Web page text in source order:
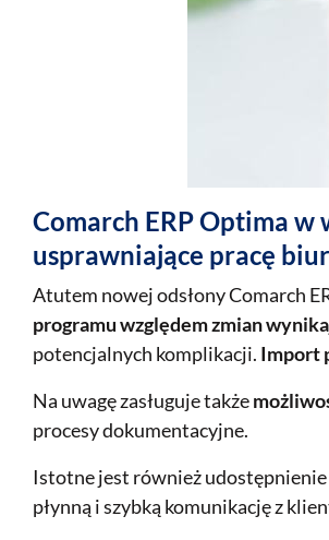
Comarch ERP Optima
usprawniające pracę
Atutem nowej odsłony Comarch
programu względem zmian
potencjalnych komplikacji. Import
Na uwagę zasługuje także
procesy dokumentacyjne.
Istotne jest również udostępnienie
płynną i szybką komunikację z